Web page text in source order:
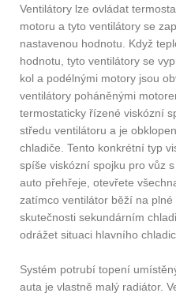
Ventilátory lze ovládat
motoru a tyto ventilátory se
nastavenou hodnotu. Když
hodnotu, tyto ventilátory se
kol a podélnými motory jsou
ventilátory poháněnými
termostaticky řízené viskózní
středu ventilátoru a je
chladiče. Tento konkrétní typ
spíše viskózní spojku pro vůz
auto přehřeje, otevřete
zatímco ventilátor běží na plné
skutečnosti sekundárním
odrážet situaci hlavního
Systém potrubí topení
auta je vlastně malý radiátor.